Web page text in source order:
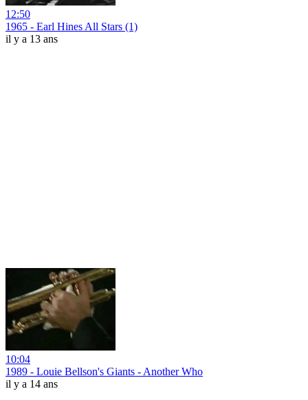
12:50
1965 - Earl Hines All Stars (1)
il y a 13 ans
10:04
1989 - Louie Bellson's Giants - Another Who
il y a 14 ans